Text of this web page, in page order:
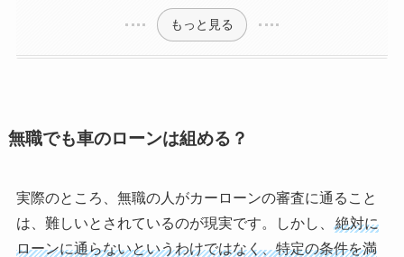
もっと見る
無職でも車のローンは組める？
実際のところ、無職の人がカーローンの審査に通ること
は、難しいとされているのが現実です。しかし、
絶対に
ローンに通らないというわけではなく、特定の条件を満